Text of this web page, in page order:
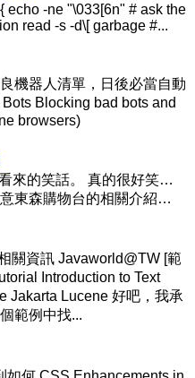
echo -ne "\033[6n" # ask the
read -s -d\[ garbage #...
機器人清單，日後必當自動
Blocking bad bots and
browsers)
來的笑話。 真的很好笑…
東森購物台的相關介紹…
關資訊 Javaworld@TW [範
Introduction to Text
Jakarta Lucene 好吧，我承
範例中找...